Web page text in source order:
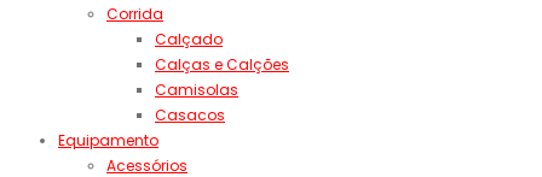
Corrida
Calçado
Calças e Calções
Camisolas
Casacos
Equipamento
Acessórios